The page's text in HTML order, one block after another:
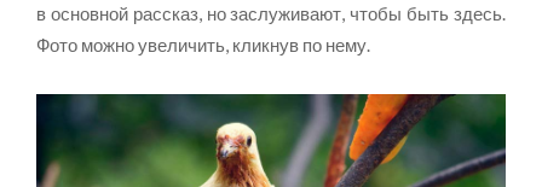
в основной рассказ, но заслуживают, чтобы быть здесь.
Фото можно увеличить, кликнув по нему.